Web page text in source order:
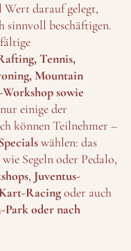
darauf gelegt,
sinnvoll beschäftigen.
Tennis,
Mountain
sowie
einige der
können Teilnehmer –
wählen: das
Segeln oder Pedalo,
, Juventus-
Racingoder auch
Park oder nach